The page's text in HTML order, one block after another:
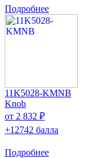
Подробнее
11K5028-KMNB
Knob
от 2 832 ₽
+12742 балла
Подробнее